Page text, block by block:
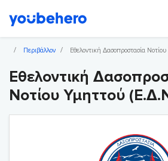
Περιβάλλον Εθελοντική Δασοπροστασία
Εθελοντική
Νοτίου Υμηττού